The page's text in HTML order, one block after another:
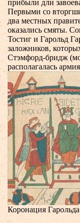
прибыли дли
Первыми со
два местных
оказались смяты.
Тостиг и Гарольд
заложников,
Стэмфорд-бридж
располагалась
Коронация Гарольда